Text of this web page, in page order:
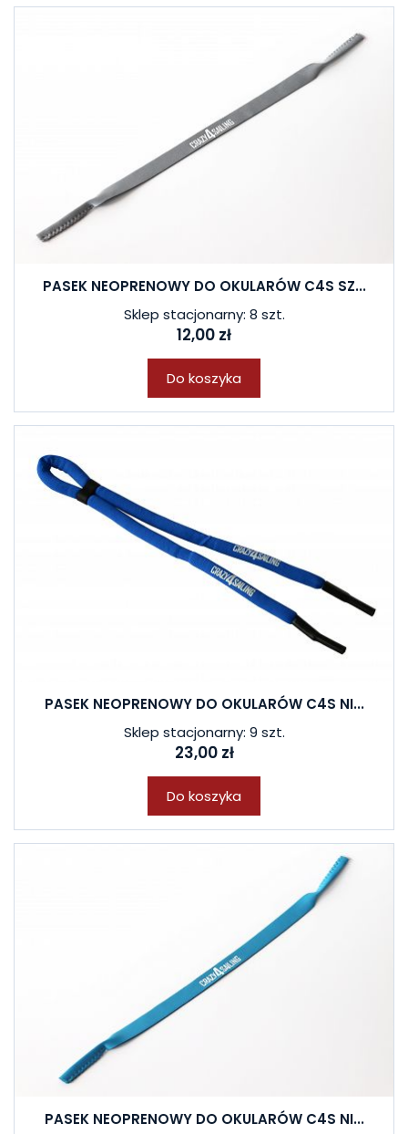
PASEK NEOPRENOWY DO OKULARÓW C4S SZ...
Sklep stacjonarny: 8 szt.
12,00 zł
Do koszyka
PASEK NEOPRENOWY DO OKULARÓW C4S NI...
Sklep stacjonarny: 9 szt.
23,00 zł
Do koszyka
PASEK NEOPRENOWY DO OKULARÓW C4S NI...